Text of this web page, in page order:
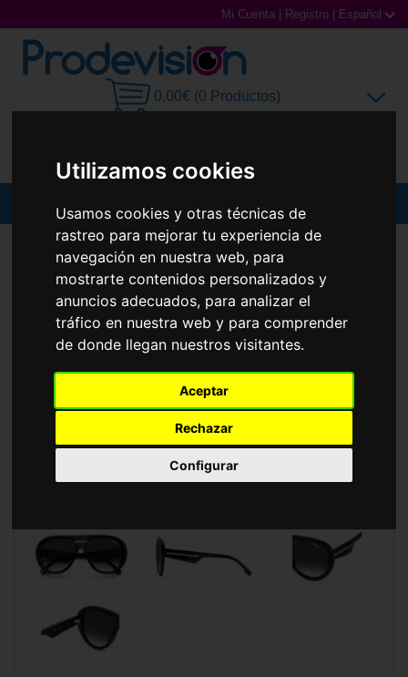
Utilizamos cookies
Usamos cookies y otras técnicas de
rastreo para mejorar tu experiencia de
navegación en nuestra web, para
mostrarte contenidos personalizados y
anuncios adecuados, para analizar el
tráfico en nuestra web y para comprender
de donde llegan nuestros visitantes.
Aceptar
Rechazar
Configurar
Mi Cuenta Registro Español
0,00€ (0 Productos)
Gafas de Sol
Gafas Graduadas
Gafas Deportivas
Lentillas
Accesorios
CARRERA VICTORY C 22/S
Nuevo